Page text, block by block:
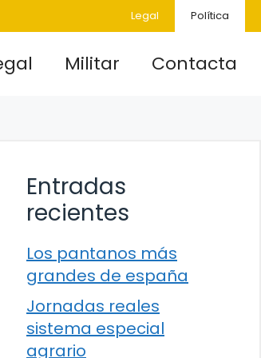
Legal Política
Militar Contacta
Entradas
recientes
Los pantanos más
grandes de españa
Jornadas reales
sistema especial
agrario